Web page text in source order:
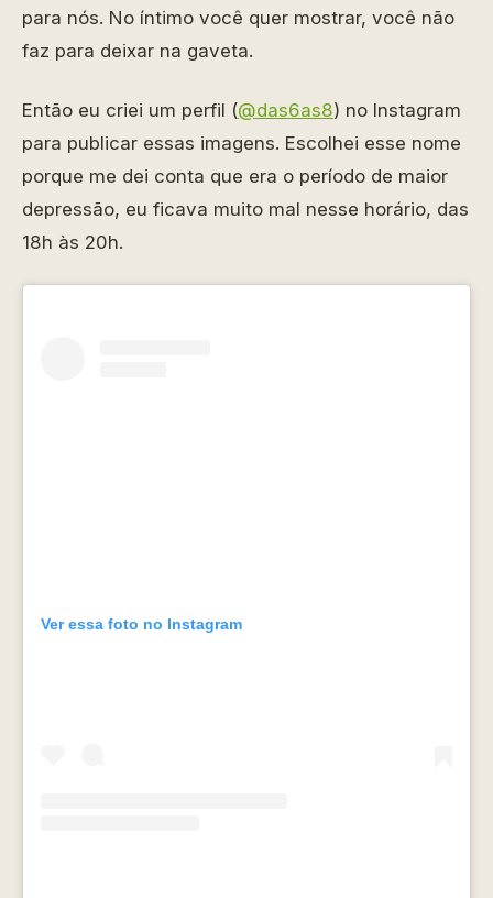
para nós. No íntimo você quer mostrar, você não
faz para deixar na gaveta.
Então eu criei um perfil (@das6as8) no Instagram
para publicar essas imagens. Escolhei esse nome
porque me dei conta que era o período de maior
depressão, eu ficava muito mal nesse horário, das
18h às 20h.
Ver essa foto no Instagram